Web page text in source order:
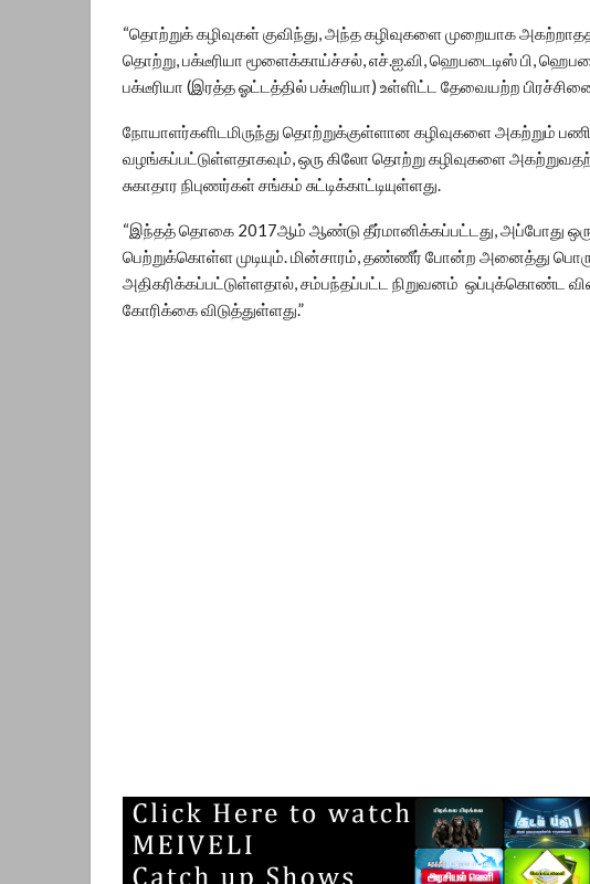
“தொற்றுக் கழிவுகள் குவிந்து, அந்த கழிவுகளை முறையாக
தொற்று, பக்டீரியா மூளைக்காய்ச்சல், எச்.ஐ.வி, ஹெபடைடிஸ் பி,
பக்டீரியா (இரத்த ஓட்டத்தில் பக்டீரியா) உள்ளிட்ட தேவையற்ற
நோயாளர்களிடமிருந்து தொற்றுக்குள்ளான கழிவுகளை அகற்றும்
வழங்கப்பட்டுள்ளதாகவும், ஒரு கிலோ தொற்று கழிவுகளை
சுகாதார நிபுணர்கள் சங்கம் சுட்டிக்காட்டியுள்ளது.
“இந்தத் தொகை 2017ஆம் ஆண்டு தீர்மானிக்கப்பட்டது, அப்போது ஒரு
பெற்றுக்கொள்ள முடியும். மின்சாரம், தண்ணீர் போன்ற அனைத்து
அதிகரிக்கப்பட்டுள்ளதால், சம்பந்தப்பட்ட நிறுவனம் ஒப்புக்கொண்ட
கோரிக்கை விடுத்துள்ளது.”